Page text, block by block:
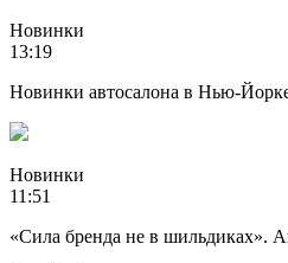
Новинки
13:19
Новинки автосалона в Нью-
Новинки
11:51
«Сила бренда не в шильдиках».